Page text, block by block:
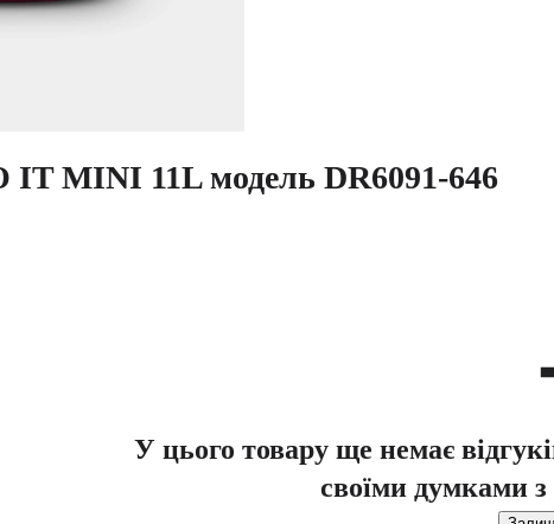
MINI 11L модель DR6091-646
У цього товару ще немає
своїми думками